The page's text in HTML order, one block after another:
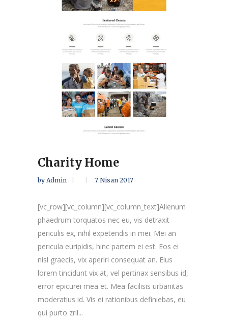
Charity Home
by Admin 7 Nisan 2017
[vc_row][vc_column][vc_column_text]Alienum
phaedrum torquatos nec eu, vis detraxit
periculis ex, nihil expetendis in mei. Mei an
pericula euripidis, hinc partem ei est. Eos ei
nisl graecis, vix aperiri consequat an. Eius
lorem tincidunt vix at, vel pertinax sensibus id,
error epicurei mea et. Mea facilisis urbanitas
moderatius id. Vis ei rationibus definiebas, eu
qui purto zril...